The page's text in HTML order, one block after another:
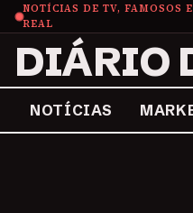
NOTÍCIAS DE TV, FAMOSOS
REAL
DIÁRIO
NOTÍCIAS